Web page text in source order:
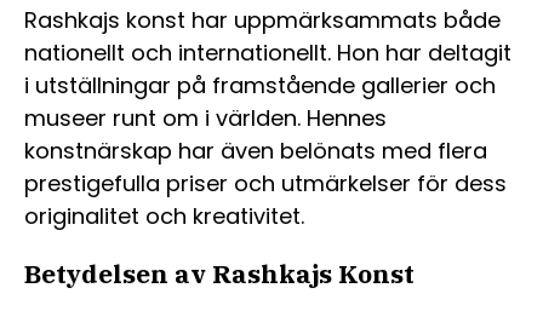
Rashkajs konst har uppmärksammats både
nationellt och internationellt. Hon har deltagit
i utställningar på framstående gallerier och
museer runt om i världen. Hennes
konstnärskap har även belönats med flera
prestigefulla priser och utmärkelser för dess
originalitet och kreativitet.
Betydelsen av Rashkajs Konst